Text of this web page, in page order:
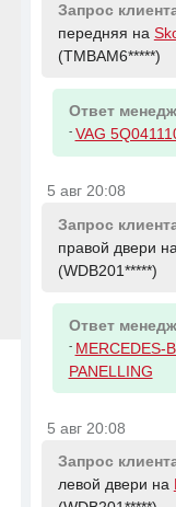
Запрос
передняя на
(TMBAM6*****)
Ответ
- VAG
5 авг 20:08
Запрос
правой двери на
(WDB201*****)
Ответ
- MERCEDES-
PANELLING
5 авг 20:08
Запрос
левой двери на